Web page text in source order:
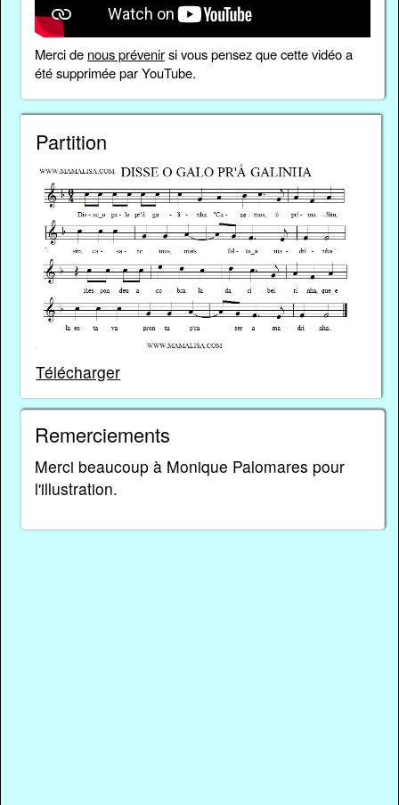
Merci de nous prévenirsi vous pensez que cette vidéo a
été supprimée par YouTube.
Partition
Télécharger
Remerciements
Merci beaucoup à Monique Palomares pour
l'illustration.